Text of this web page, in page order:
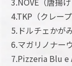
4.TKP（クレー
5.ドルチェかが
6.マガリノナー
7.Pizzeria Blu e